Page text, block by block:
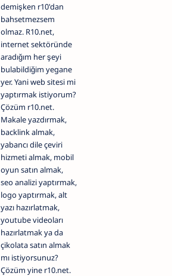
demişken r10'dan
bahsetmezsem
olmaz. R10.net,
internet sektöründe
aradığım her şeyi
bulabildiğim yegane
yer. Yani web sitesi mi
yaptırmak istiyorum?
Çözüm r10.net.
Makale yazdırmak,
backlink almak,
yabancı dile çeviri
hizmeti almak, mobil
oyun satın almak,
seo analizi yaptırmak,
logo yaptırmak, alt
yazı hazırlatmak,
youtube videoları
hazırlatmak ya da
çikolata satın almak
mı istiyorsunuz?
Çözüm yine r10.net.